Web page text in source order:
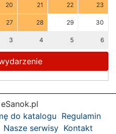
20 21 22 23
27 28 29 30
3 4 5 6
do katalogu Regulamin
Nasze serwisy Kontakt